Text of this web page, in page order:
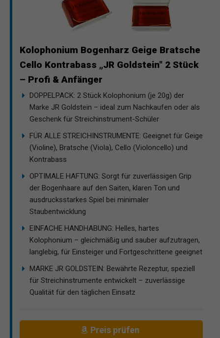
Kolophonium Bogenharz Geige Bratsche
Cello Kontrabass „JR Goldstein" 2 Stück
– Profi & Anfänger
DOPPELPACK: 2 Stück Kolophonium (je 20g) der
Marke JR Goldstein – ideal zum Nachkaufen oder als
Geschenk für Streichinstrument-Schüler
FÜR ALLE STREICHINSTRUMENTE: Geeignet für Geige
(Violine), Bratsche (Viola), Cello (Violoncello) und
Kontrabass
OPTIMALE HAFTUNG: Sorgt für zuverlässigen Grip
der Bogenhaare auf den Saiten, klaren Ton und
ausdrucksstarkes Spiel bei minimaler
Staubentwicklung
EINFACHE HANDHABUNG: Helles, hartes
Kolophonium – gleichmäßig und sauber aufzutragen,
langlebig, für Einsteiger und Fortgeschrittene geeignet
MARKE JR GOLDSTEIN: Bewährte Rezeptur, speziell
für Streichinstrumente entwickelt – zuverlässige
Qualität für den täglichen Einsatz
Preis prüfen